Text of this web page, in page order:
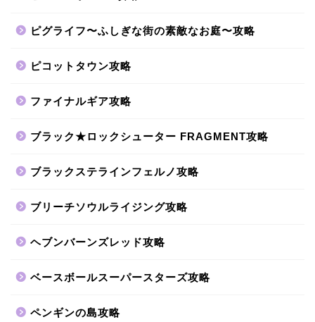
ピグライフ〜ふしぎな街の素敵なお庭〜攻略
ピコットタウン攻略
ファイナルギア攻略
ブラック★ロックシューター FRAGMENT攻略
ブラックステラインフェルノ攻略
ブリーチソウルライジング攻略
ヘブンバーンズレッド攻略
ベースボールスーパースターズ攻略
ペンギンの島攻略